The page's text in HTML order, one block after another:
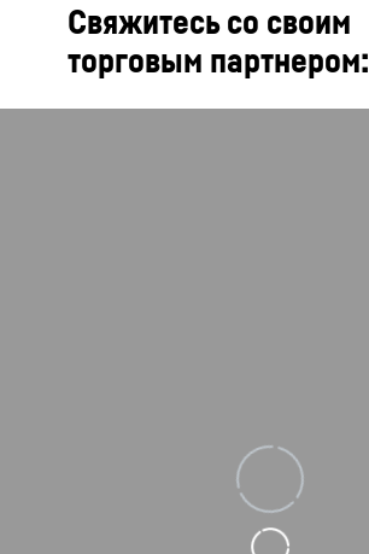
Свяжитесь со своим
торговым партнером:
Loading